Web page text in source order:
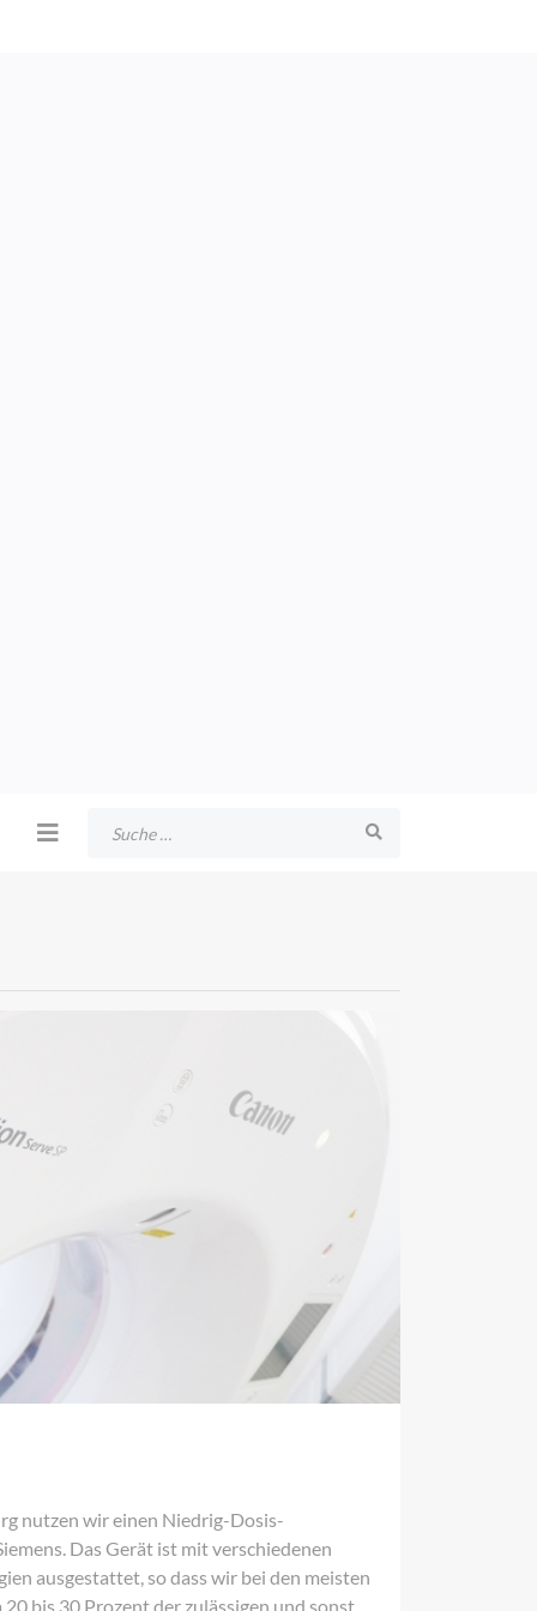
nutzen wir einen Niedrig-Dosis-
Das Gerät ist mit verschiedenen
ausgestattet, so dass wir bei den meisten
bis 30 Prozent der zulässigen und sonst